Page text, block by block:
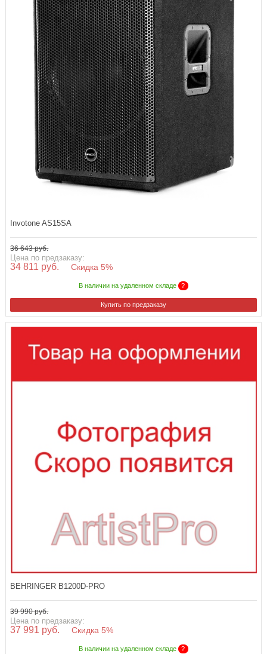
Invotone AS15SA
36 643 руб.
Цена по предзаказу:
34 811 руб. Скидка 5%
В наличии на удаленном складе ?
Купить по предзаказу
BEHRINGER B1200D-PRO
39 990 руб.
Цена по предзаказу:
37 991 руб. Скидка 5%
В наличии на удаленном складе ?